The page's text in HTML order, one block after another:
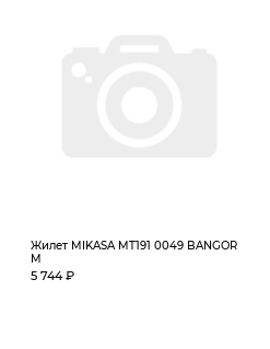
Жилет MIKASA MT191 0049 BANGOR
M
5 744 ₽